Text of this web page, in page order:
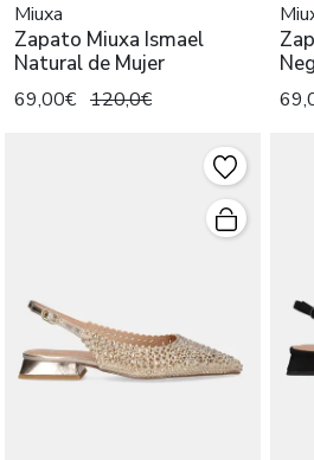
Miuxa
Zapato Miuxa Ismael
Natural de Mujer
69,00€ 120,0€